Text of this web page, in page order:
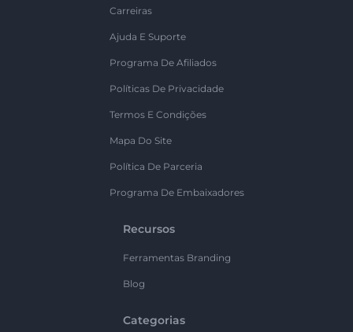
Carreiras
Ajuda E Suporte
Programa De Afiliados
Políticas De Privacidade
Termos E Condições
Mapa Do Site
Política De Parceria
Programa De Embaixadores
Recursos
Ferramentas Branding
Blog
Categorias